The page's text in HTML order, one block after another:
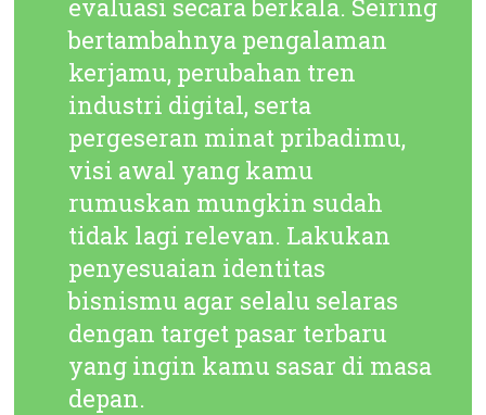
evaluasi secara berkala. Seiring
bertambahnya pengalaman
kerjamu, perubahan tren
industri digital, serta
pergeseran minat pribadimu,
visi awal yang kamu
rumuskan mungkin sudah
tidak lagi relevan. Lakukan
penyesuaian identitas
bisnismu agar selalu selaras
dengan target pasar terbaru
yang ingin kamu sasar di masa
depan.